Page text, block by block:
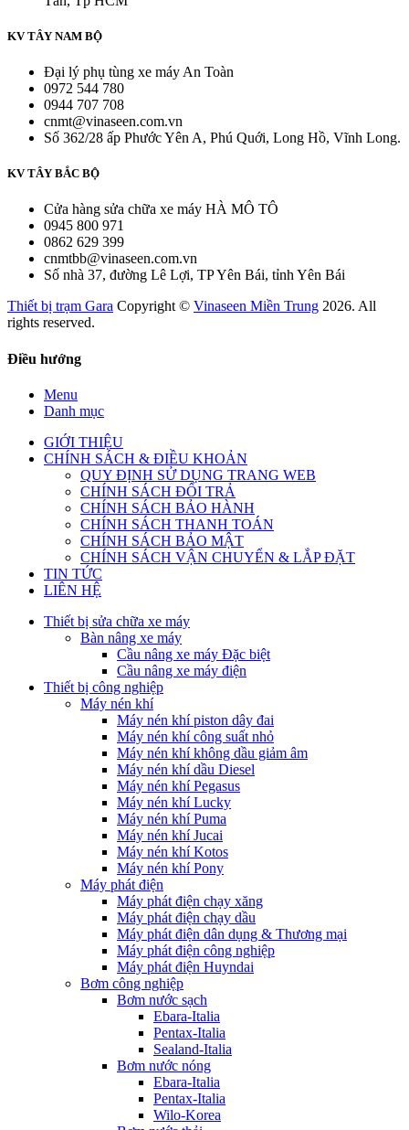
KV TÂY NAM BỘ
Đại lý phụ tùng xe máy An Toàn
0972 544 780
0944 707 708
cnmt@vinaseen.com.vn
Số 362/28 ấp Phước Yên A, Phú Quới, Long Hồ, Vĩnh Long.
KV TÂY BẮC BỘ
Cửa hàng sửa chữa xe máy HÀ MÔ TÔ
0945 800 971
0862 629 399
cnmtbb@vinaseen.com.vn
Số nhà 37, đường Lê Lợi, TP Yên Bái, tỉnh Yên Bái
Thiết bị trạm Gara Copyright © Vinaseen Miền Trung 2026. All
rights reserved.
Điều hướng
Menu
Danh mục
GIỚI THIỆU
CHÍNH SÁCH & ĐIỀU KHOẢN
QUY ĐỊNH SỬ DỤNG TRANG WEB
CHÍNH SÁCH ĐỔI TRẢ
CHÍNH SÁCH BẢO HÀNH
CHÍNH SÁCH THANH TOÁN
CHÍNH SÁCH BẢO MẬT
CHÍNH SÁCH VẬN CHUYỂN & LẮP ĐẶT
TIN TỨC
LIÊN HỆ
Thiết bị sửa chữa xe máy
Bàn nâng xe máy
Cầu nâng xe máy Đặc biệt
Cầu nâng xe máy điện
Thiết bị công nghiệp
Máy nén khí
Máy nén khí piston dây đai
Máy nén khí công suất nhỏ
Máy nén khí không dầu giảm âm
Máy nén khí dầu Diesel
Máy nén khí Pegasus
Máy nén khí Lucky
Máy nén khí Puma
Máy nén khí Jucai
Máy nén khí Kotos
Máy nén khí Pony
Máy phát điện
Máy phát điện chạy xăng
Máy phát điện chạy dầu
Máy phát điện dân dụng & Thương mại
Máy phát điện công nghiệp
Máy phát điện Huyndai
Bơm công nghiệp
Bơm nước sạch
Ebara-Italia
Pentax-Italia
Sealand-Italia
Bơm nước nóng
Ebara-Italia
Pentax-Italia
Wilo-Korea